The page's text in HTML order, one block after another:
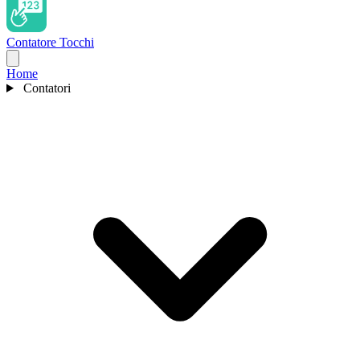
Contatore Tocchi
Home
Contatori